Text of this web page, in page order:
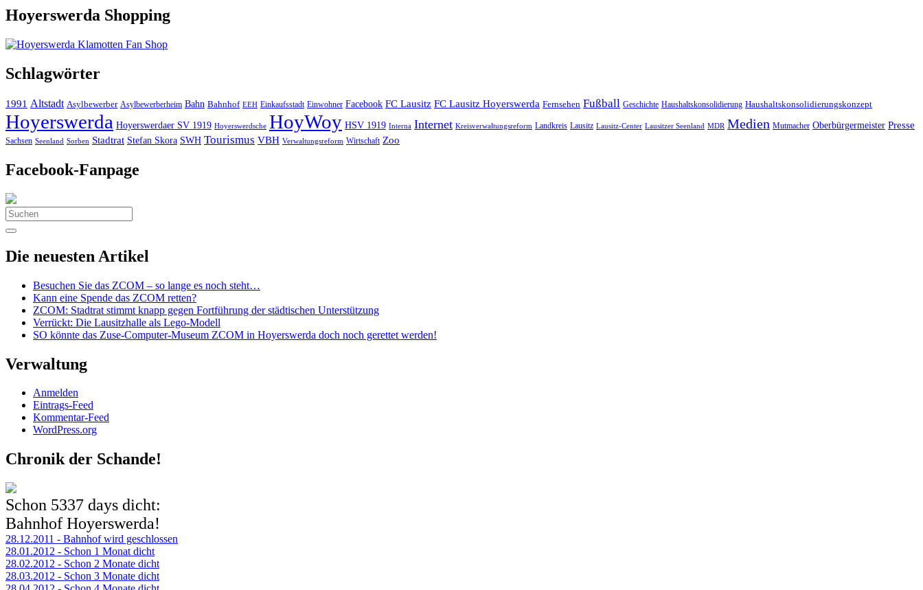
Hoyerswerda Shopping
Schlagwörter
1991 Altstadt Asylbewerber Asylbewerberheim Bahn Bahnhof EEH Einkaufsstadt Einwohner Facebook FC Lausitz FC Lausitz Hoyerswerda Fernsehen Fußball Geschichte Haushaltskonsolidierung Haushaltskonsolidierungskonzept
Hoyerswerda Hoyerswerdaer SV 1919 Hoyerswerdsche HoyWoy HSV 1919 Interna Internet Kreisverwaltungsreform Landkreis Lausitz Lausitz-Center Lausitzer Seenland MDR Medien Mutmacher Oberbürgermeister Presse
Sachsen Seenland Sorben Stadtrat Stefan Skora SWH Tourismus VBH Verwaltungsreform Wirtschaft Zoo
Facebook-Fanpage
Search
for:
Die neuesten Artikel
Besuchen Sie das ZCOM – so lange es noch steht…
Kann eine Spende das ZCOM retten?
ZCOM: Stadtrat stimmt knapp gegen Fortführung der städtischen Unterstützung
Verrückt: Die Lausitzhalle als Lego-Modell
SO könnte das Zuse-Computer-Museum ZCOM in Hoyerswerda doch noch gerettet werden!
Verwaltung
Anmelden
Eintrags-Feed
Kommentar-Feed
WordPress.org
Chronik der Schande!
Schon 5337 days dicht:
Bahnhof Hoyerswerda!
28.12.2011 - Bahnhof wird geschlossen
28.01.2012 - Schon 1 Monat dicht
28.02.2012 - Schon 2 Monate dicht
28.03.2012 - Schon 3 Monate dicht